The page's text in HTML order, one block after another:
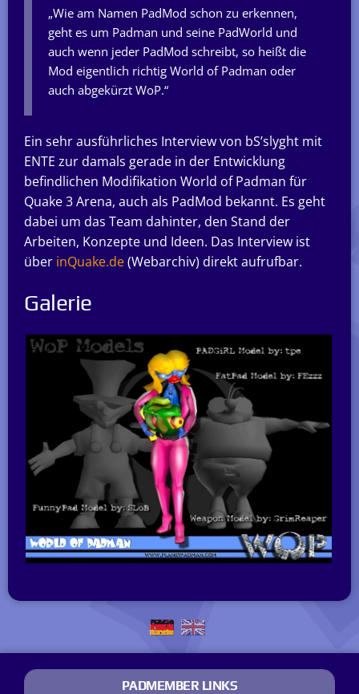
„Wie am Namen PadMod schon zu erkennen,
geht es um Padman und seine PadWorld und
auch wenn jeder PadMod schreibt, so heißt die
Mod eigentlich richtig World of Padman oder
auch abgekürzt WoP.“
Ein sehr ausführliches Interview von bS’slyght mit
ENTE zur damals gerade in der Entwicklung
befindlichen Modifikation World of Padman für
Quake 3 Arena, auch als PadMod bekannt. Es geht
dabei um das Team dahinter, den Stand der
Arbeiten, Konzepte und Ideen. Das Interview ist
über inQuake.de(Webarchiv) direkt aufrufbar.
Galerie
PADMEMBER LINKS